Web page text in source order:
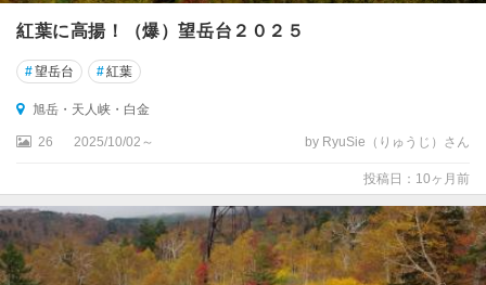
美
瑛
（
え
い
旭
岳
・
天
紅葉に高揚！（爆）望岳台２０２５
#望岳台 #紅葉
旭岳・天人峡・白金
26 2025/10/02～ by RyuSie（りゅうじ）さん
投稿日：10ヶ月前